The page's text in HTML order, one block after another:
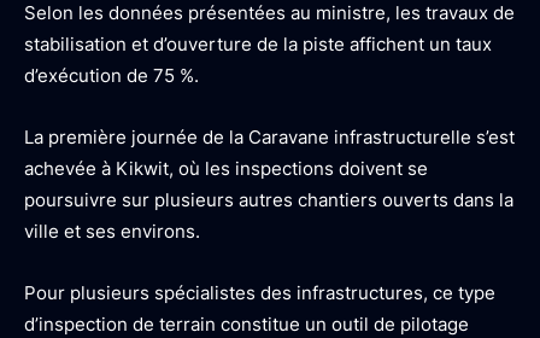
Selon les données présentées au ministre, les travaux de
stabilisation et d’ouverture de la piste affichent un taux
d’exécution de 75 %.
La première journée de la Caravane infrastructurelle s’est
achevée à Kikwit, où les inspections doivent se
poursuivre sur plusieurs autres chantiers ouverts dans la
ville et ses environs.
Pour plusieurs spécialistes des infrastructures, ce type
d’inspection de terrain constitue un outil de pilotage